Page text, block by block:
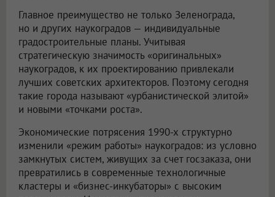
Главное преимущество не только Зеленограда,
но и других наукоградов — индивидуальные
градостроительные планы. Учитывая
стратегическую значимость «оригинальных»
наукоградов, к их проектированию привлекали
лучших советских архитекторов. Поэтому сегодня
такие города называют «урбанистической элитой»
и новыми «точками роста».
Экономические потрясения 1990-х структурно
изменили «режим работы» наукоградов: из условно
замкнутых систем, живущих за счет госзаказа, они
превратились в современные технологичные
кластеры и «бизнес-инкубаторы» с высоким